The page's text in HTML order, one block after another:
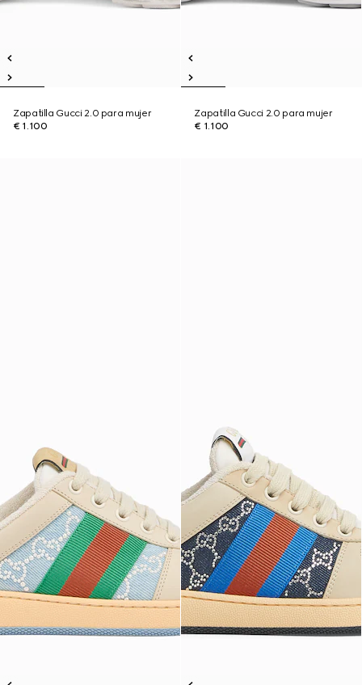
Zapatilla Gucci 2.0 para mujer
€ 1.100
Zapatilla Gucci 2.0 para mujer
€ 1.100